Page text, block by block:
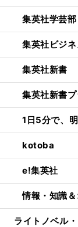
集英社学芸
集英社ビジ
集英社新書
集英社新書
1日5分で、
kotoba
e!集英社
情報・知識
ライトノベル